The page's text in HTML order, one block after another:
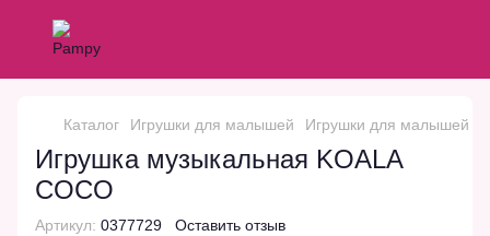
Каталог Игрушки для малышей Игрушки для малышей
Игрушка музыкальная KOALA
COCO
Артикул: 0377729 Оставить отзыв